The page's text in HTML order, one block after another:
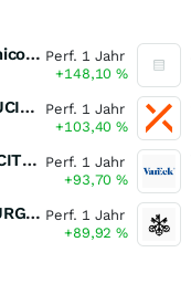
iShares MSCI Global Semiconductors UCITS ETF USD (Acc) Perf. 1 Jahr
+148,10%
Global X Copper Miners UCITS ETF USD Acc
Perf. 1 Jahr
+103,40%
iShares Copper Miners UCITS ETF Perf. 1 Jahr
+93,70%
MULTI UNITS LUXEMBOURG - Lyxor MSCI Semiconductors ESG Filtered Perf. 1 Jahr
+89,92%